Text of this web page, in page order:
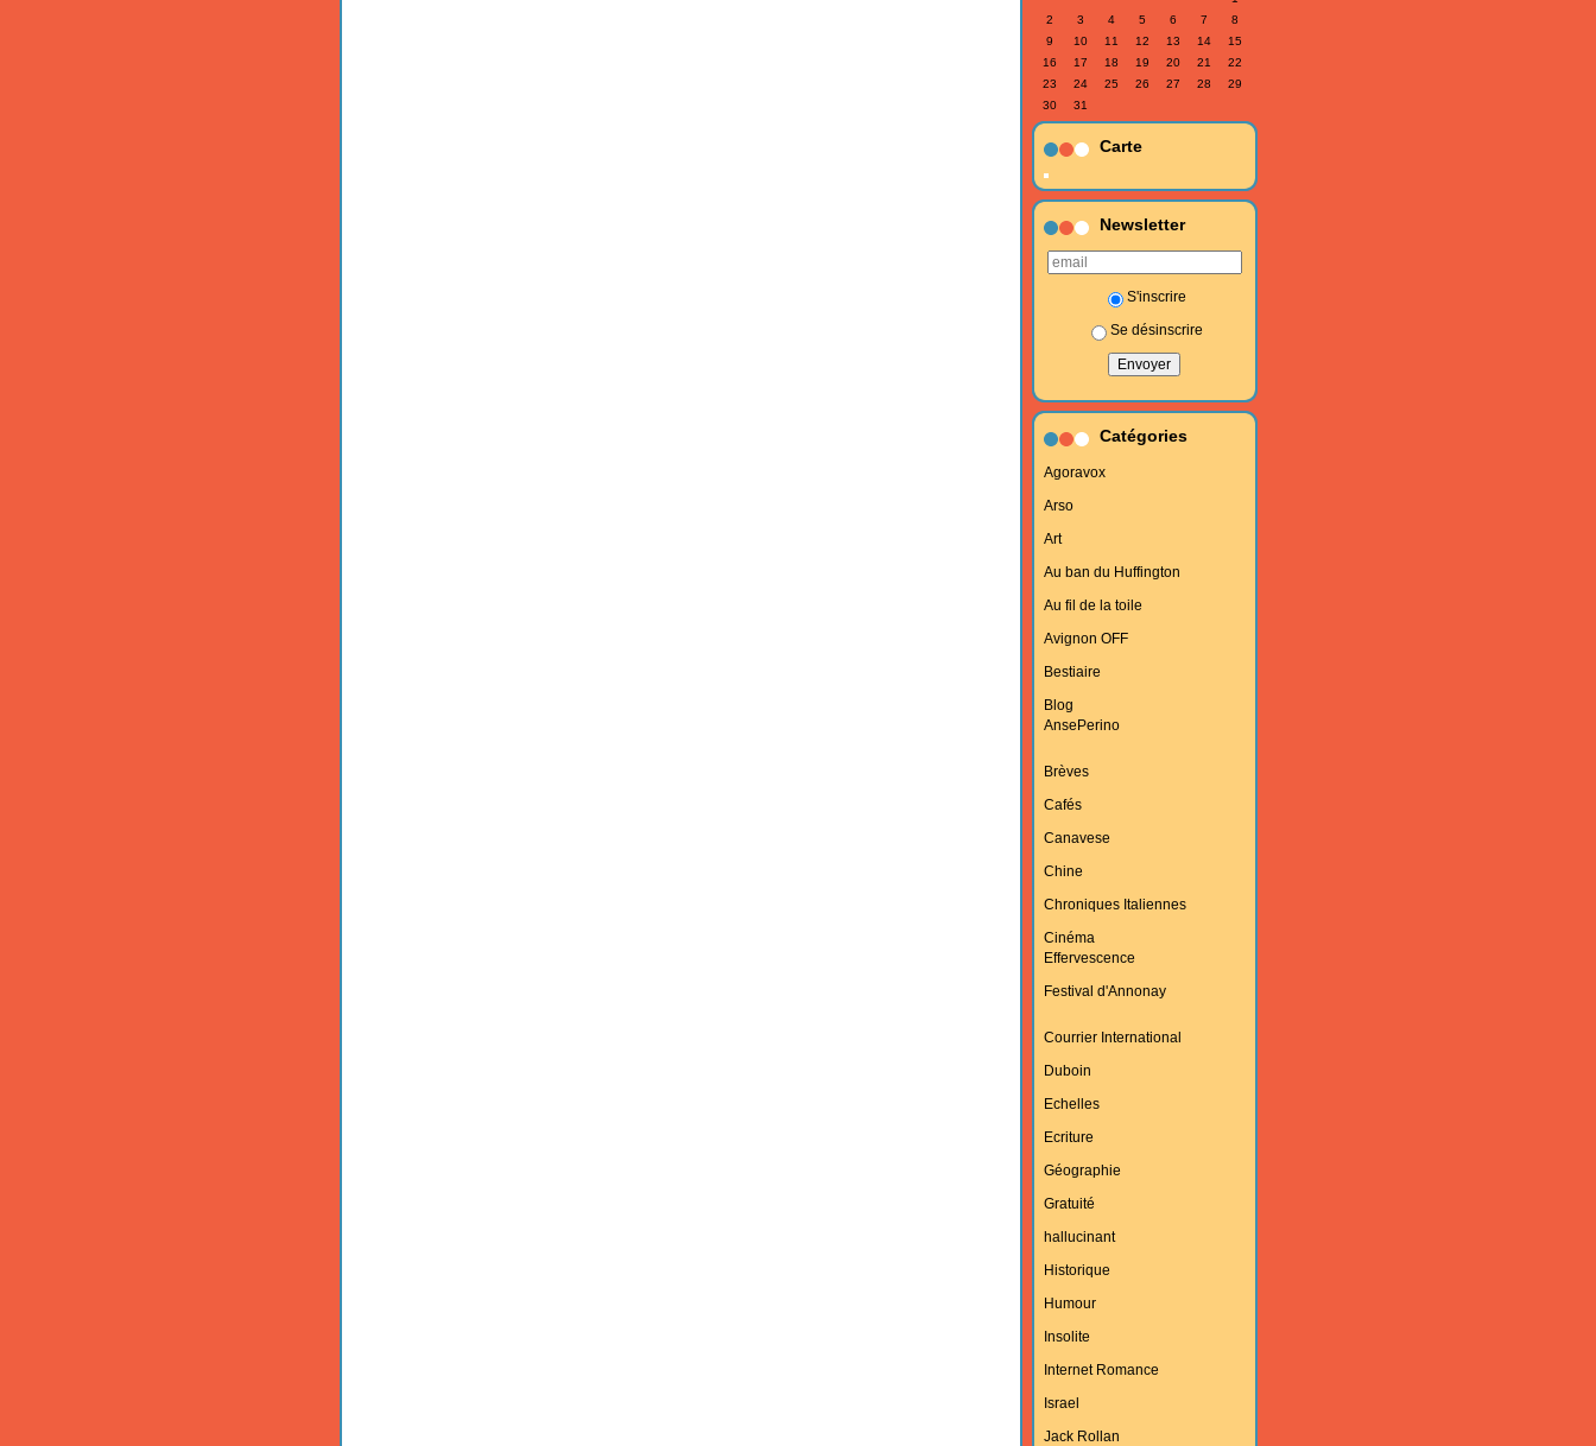
2
3 4 5 6 7
8
9
10 11 12 13 14
15
16
17 18 19 20 21
22
23
24 25 26 27 28
29
30
31
Carte
Newsletter
S'inscrire
Se désinscrire
Catégories
Agoravox
Arso
Art
Au ban du Huffington
Au fil de la toile
Avignon OFF
Bestiaire
Blog
AnsePerino
Brèves
Cafés
Canavese
Chine
Chroniques Italiennes
Cinéma
Effervescence
Festival d'Annonay
Courrier International
Duboin
Echelles
Ecriture
Géographie
Gratuité
hallucinant
Historique
Humour
Insolite
Internet Romance
Israel
Jack Rollan